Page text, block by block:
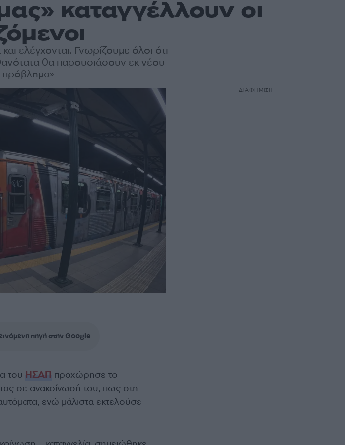
καταγγέλλουν οι
ελέγχονται. Γνωρίζουμε όλοι ότι
θα παρουσιάσουν εκ νέου
πρόβλημα»
πηγή στην Google
του ΗΣΑΠ προχώρησε το
σε ανακοίνωσή του, πως στη
ενώ μάλιστα εκτελούσε
ΔΙΑΦΗΜΙΣΗ